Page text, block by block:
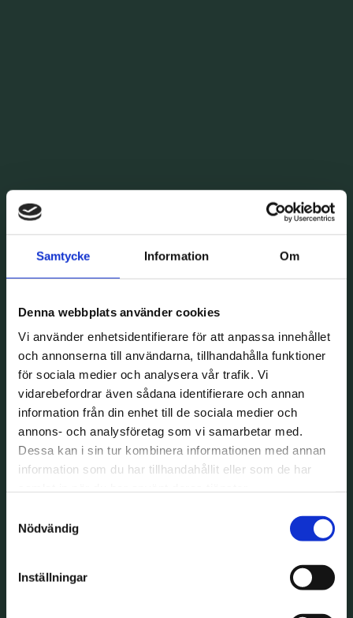
Samtycke Information Om
Denna webbplats använder cookies
Vi använder enhetsidentifierare för att anpassa innehållet
och annonserna till användarna, tillhandahålla funktioner
för sociala medier och analysera vår trafik. Vi
vidarebefordrar även sådana identifierare och annan
information från din enhet till de sociala medier och
annons- och analysföretag som vi samarbetar med.
Dessa kan i sin tur kombinera informationen med annan
information som du har tillhandahållit eller som de har
Nödvändig
Inställningar